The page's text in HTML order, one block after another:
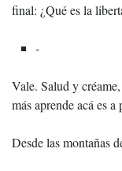
final: ¿Qué es la
-
Vale. Salud y
más aprende acá es
Desde las montañas